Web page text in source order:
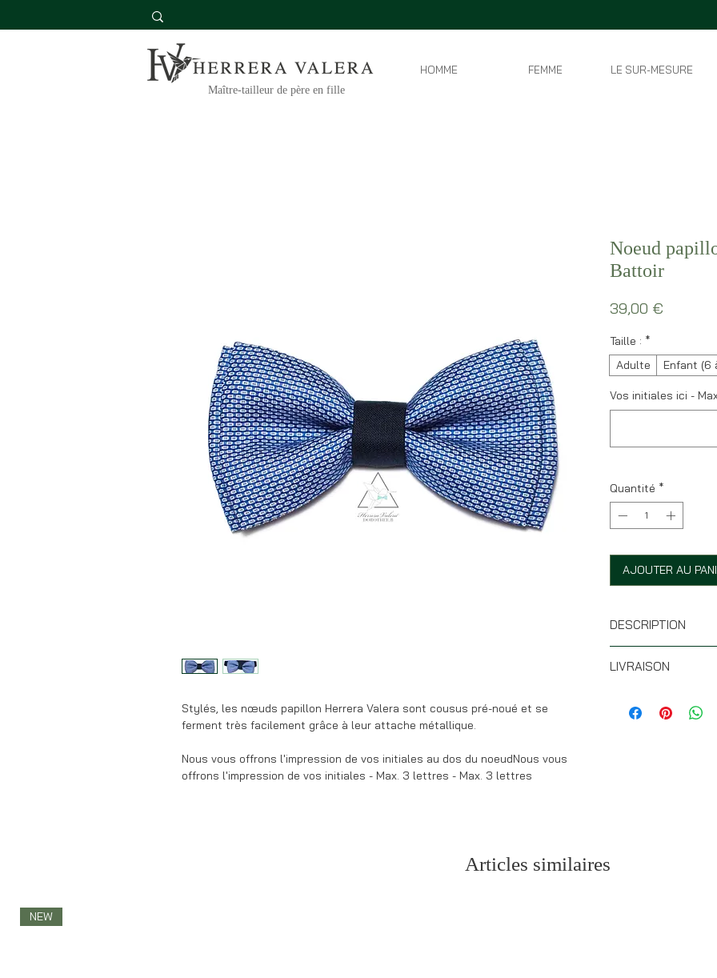
Maître-tailleur de père en fille
HOMME FEMME LE SUR-MESURE
Stylés, les nœuds papillon Herrera Valera sont cousus pré-noué et se
ferment très facilement grâce à leur attache métallique.
Nous vous offrons l'impression de vos initiales au dos du noeudNous vous
offrons l'impression de vos initiales - Max. 3 lettres - Max. 3 lettres
Noeud
Battoir
39,00 €
Taille : *
Adulte
Enfant (6
Vos initiales ici -
Quantité *
AJOUTER AU
DESCRIPTION
* Forme battoir
* Tour de cou
35cm à 58cm)
LIVRAISON
votre commande
Articles similaires
NEW